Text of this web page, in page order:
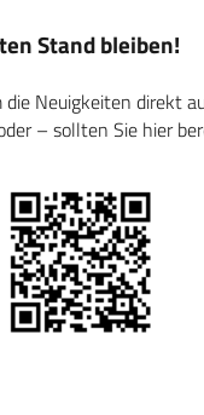
Stand bleiben!
Neuigkeiten direkt
– sollten Sie hier